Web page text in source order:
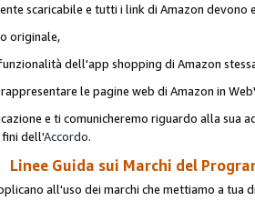
scaricabile e tutti i link di Amazon devono
originale,
dell'app shopping di Amazon
le pagine web di Amazon in
e ti comunicheremo riguardo alla sua
fini dell'Accordo.
Linee Guida sui Marchi del
all'uso dei marchi che mettiamo a